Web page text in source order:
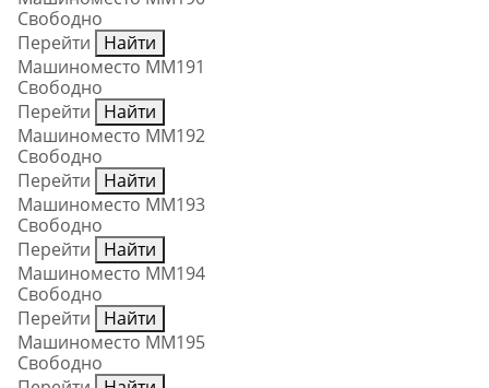
Свободно
Перейти
Найти
Машиноместо ММ191
Свободно
Перейти
Найти
Машиноместо ММ192
Свободно
Перейти
Найти
Машиноместо ММ193
Свободно
Перейти
Найти
Машиноместо ММ194
Свободно
Перейти
Найти
Машиноместо ММ195
Свободно